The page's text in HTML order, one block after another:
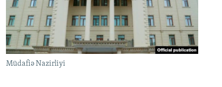
Müdafiə Nazirliyi